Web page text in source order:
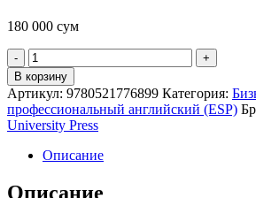
180 000 сум
Quantity
В корзину
Артикул: 9780521776899 Категория:
профессиональный английский (ESP)
University Press
Описание
Описание